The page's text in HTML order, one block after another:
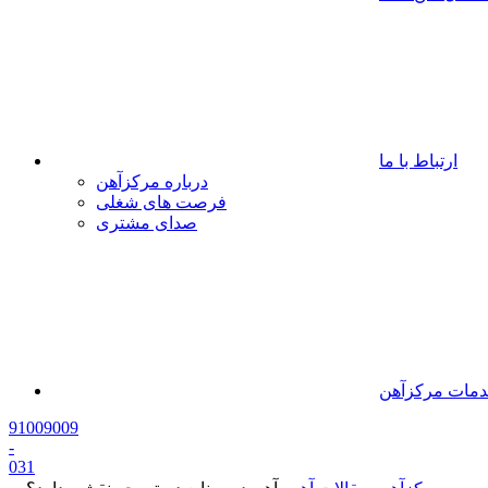
ارتباط با ما
درباره مرکزآهن
فرصت های شغلی
صدای مشتری
مرکزآهن
91009009
-
031